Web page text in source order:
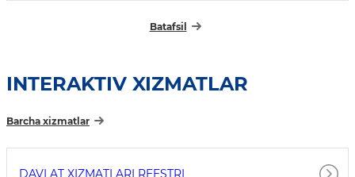
Batafsil
INTERAKTIV XIZMATLAR
Barcha xizmatlar
DAVLAT XIZMATLARI REESTRI